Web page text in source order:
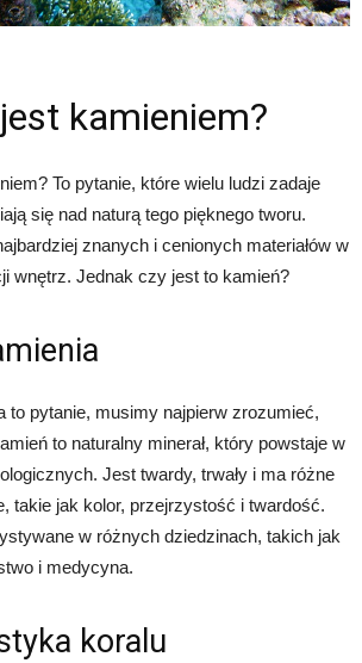
kamieniem?
To pytanie, które wielu ludzi zadaje
się nad naturą tego pięknego tworu.
znanych i cenionych materiałów w
wnętrz. Jednak czy jest to kamień?
to pytanie, musimy najpierw zrozumieć,
to naturalny minerał, który powstaje w
Jest twardy, trwały i ma różne
takie jak kolor, przejrzystość i twardość.
w różnych dziedzinach, takich jak
i medycyna.
koralu